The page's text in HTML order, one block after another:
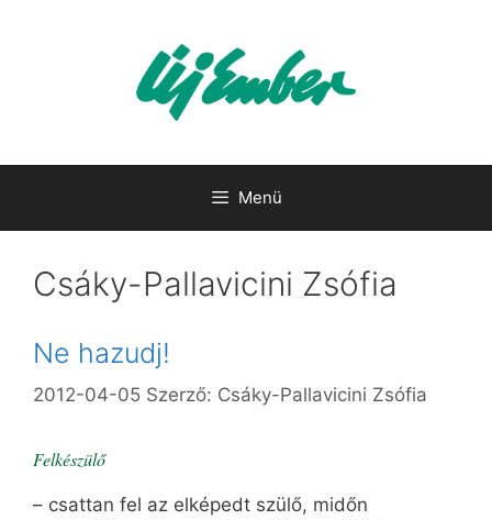
Menü
Csáky-Pallavicini Zsófia
Ne hazudj!
2012-04-05 Szerző: Csáky-Pallavicini Zsófia
Felkészülő
– csattan fel az elképedt szülő, midőn